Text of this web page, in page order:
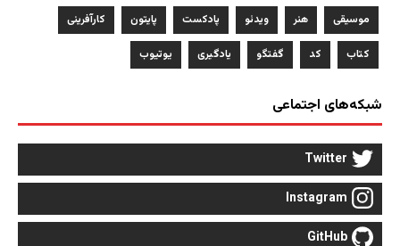
موسیقی هنر ویدئو پادکست پایتون کارآفرینی
کتاب کد گفتگو یادگیری یوتیوب
شبکه‌های اجتماعی
Twitter
Instagram
GitHub